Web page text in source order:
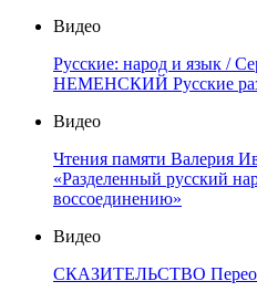
Видео
Русские: народ и язык /
НЕМЕНСКИЙ Русские
Видео
Чтения памяти Валерия
«Разделенный русский
воссоединению»
Видео
СКАЗИТЕЛЬСТВО